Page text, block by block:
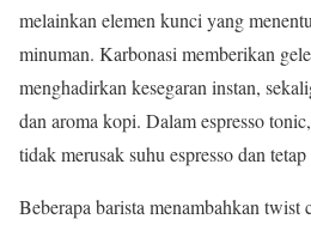
melainkan elemen kunci yang
minuman. Karbonasi memberikan
menghadirkan kesegaran instan,
dan aroma kopi. Dalam espresso
tidak merusak suhu espresso dan
Beberapa barista menambahkan twist